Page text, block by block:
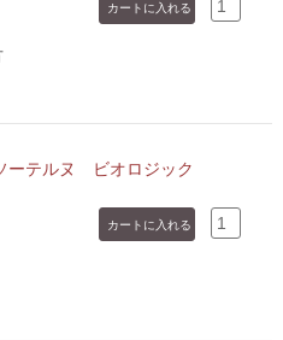
テルヌ ビオロジック